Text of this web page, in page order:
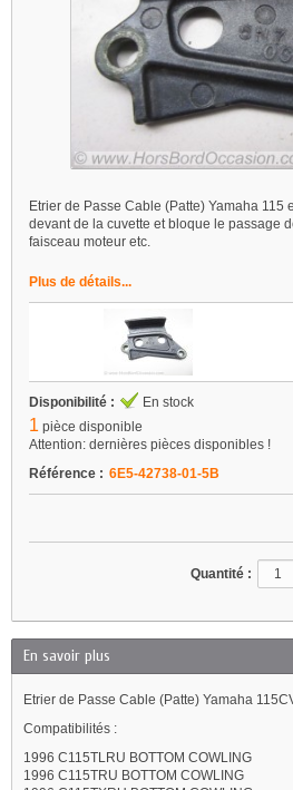
Etrier de Passe Cable (Patte) Yamaha 115
devant de la cuvette et bloque le passage
faisceau moteur etc.
Plus de détails...
Disponibilité : En stock
1 pièce disponible
Attention: dernières pièces disponibles !
Référence : 6E5-42738-01-5B
Quantité :
En savoir plus
Etrier de Passe Cable (Patte) Yamaha
Compatibilités :
1996 C115TLRU BOTTOM COWLING
1996 C115TRU BOTTOM COWLING